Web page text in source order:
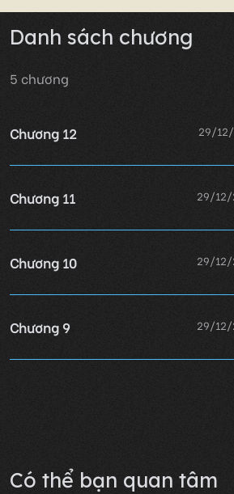
Danh sách chương
5 chương
Chương 12 29/12/
Chương 11 29/12/
Chương 10 29/12/
Chương 9 29/12/
Có thể bạn quan tâm